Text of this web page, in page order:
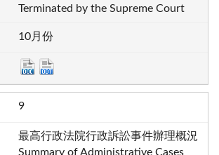
Terminated by the Supreme Court
10月份
9
最高行政法院行政訴訟事件辦理概況
Summary of Administrative Cases